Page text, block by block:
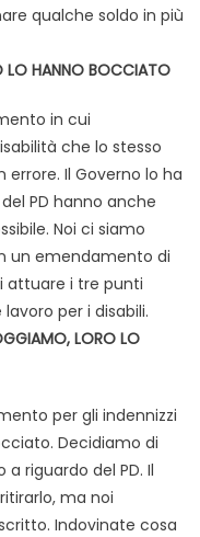
qualche soldo in più
LO HANNO BOCCIATO
in cui
che lo stesso
errore. Il Governo lo ha
PD hanno anche
Noi ci siamo
un emendamento di
attuare i tre punti
per i disabili.
LORO LO
per gli indennizzi
Decidiamo di
riguardo del PD. Il
ma noi
Indovinate cosa